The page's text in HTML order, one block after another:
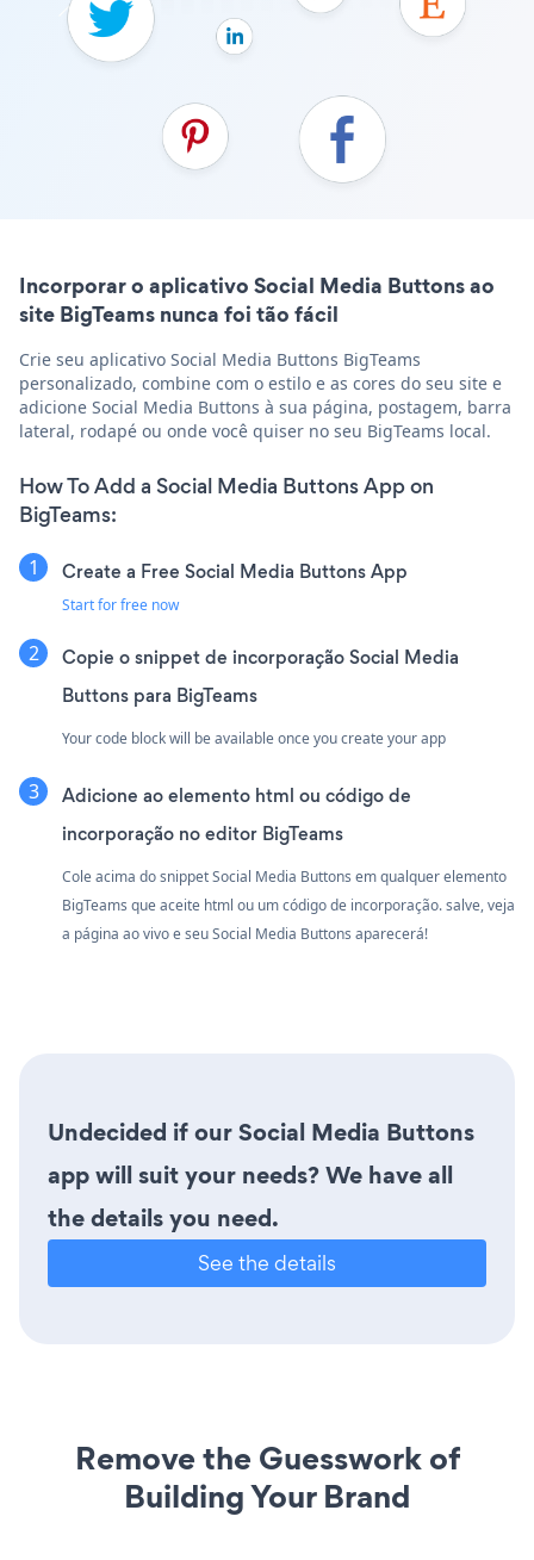
Incorporar o aplicativo Social Media Buttons ao
site BigTeams nunca foi tão fácil
Crie seu aplicativo Social Media Buttons BigTeams
personalizado, combine com o estilo e as cores do seu site e
adicione Social Media Buttons à sua página, postagem, barra
lateral, rodapé ou onde você quiser no seu BigTeams local.
How To Add a Social Media Buttons App on
BigTeams:
Create a Free Social Media Buttons App
Start for free now
Copie o snippet de incorporação Social Media
Buttons para BigTeams
Your code block will be available once you create your app
Adicione ao elemento html ou código de
incorporação no editor BigTeams
Cole acima do snippet Social Media Buttons em qualquer elemento
BigTeams que aceite html ou um código de incorporação. salve, veja
a página ao vivo e seu Social Media Buttons aparecerá!
Undecided if our Social Media Buttons
app will suit your needs? We have all
the details you need.
See the details
Remove the Guesswork of
Building Your Brand